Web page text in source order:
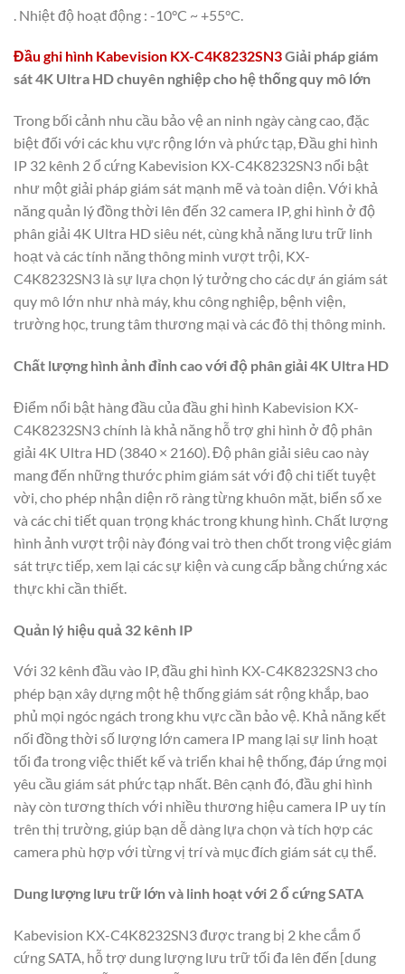
. Nhiệt độ hoạt động : -10°C ~ +55°C.
Đầu ghi hình Kabevision KX-C4K8232SN3Giải pháp giám
sát 4K Ultra HD chuyên nghiệp cho hệ thống quy mô lớn
Trong bối cảnh nhu cầu bảo vệ an ninh ngày càng cao, đặc
biệt đối với các khu vực rộng lớn và phức tạp, Đầu ghi hình
IP 32 kênh 2 ổ cứng Kabevision KX-C4K8232SN3 nổi bật
như một giải pháp giám sát mạnh mẽ và toàn diện. Với khả
năng quản lý đồng thời lên đến 32 camera IP, ghi hình ở độ
phân giải 4K Ultra HD siêu nét, cùng khả năng lưu trữ linh
hoạt và các tính năng thông minh vượt trội, KX-
C4K8232SN3 là sự lựa chọn lý tưởng cho các dự án giám sát
quy mô lớn như nhà máy, khu công nghiệp, bệnh viện,
trường học, trung tâm thương mại và các đô thị thông minh.
Chất lượng hình ảnh đỉnh cao với độ phân giải 4K Ultra HD
Điểm nổi bật hàng đầu của đầu ghi hình Kabevision KX-
C4K8232SN3 chính là khả năng hỗ trợ ghi hình ở độ phân
giải 4K Ultra HD (3840 × 2160). Độ phân giải siêu cao này
mang đến những thước phim giám sát với độ chi tiết tuyệt
vời, cho phép nhận diện rõ ràng từng khuôn mặt, biển số xe
và các chi tiết quan trọng khác trong khung hình. Chất lượng
hình ảnh vượt trội này đóng vai trò then chốt trong việc giám
sát trực tiếp, xem lại các sự kiện và cung cấp bằng chứng xác
thực khi cần thiết.
Quản lý hiệu quả 32 kênh IP
Với 32 kênh đầu vào IP, đầu ghi hình KX-C4K8232SN3 cho
phép bạn xây dựng một hệ thống giám sát rộng khắp, bao
phủ mọi ngóc ngách trong khu vực cần bảo vệ. Khả năng kết
nối đồng thời số lượng lớn camera IP mang lại sự linh hoạt
tối đa trong việc thiết kế và triển khai hệ thống, đáp ứng mọi
yêu cầu giám sát phức tạp nhất. Bên cạnh đó, đầu ghi hình
này còn tương thích với nhiều thương hiệu camera IP uy tín
trên thị trường, giúp bạn dễ dàng lựa chọn và tích hợp các
camera phù hợp với từng vị trí và mục đích giám sát cụ thể.
Dung lượng lưu trữ lớn và linh hoạt với 2 ổ cứng SATA
Kabevision KX-C4K8232SN3 được trang bị 2 khe cắm ổ
cứng SATA, hỗ trợ dung lượng lưu trữ tối đa lên đến [dung